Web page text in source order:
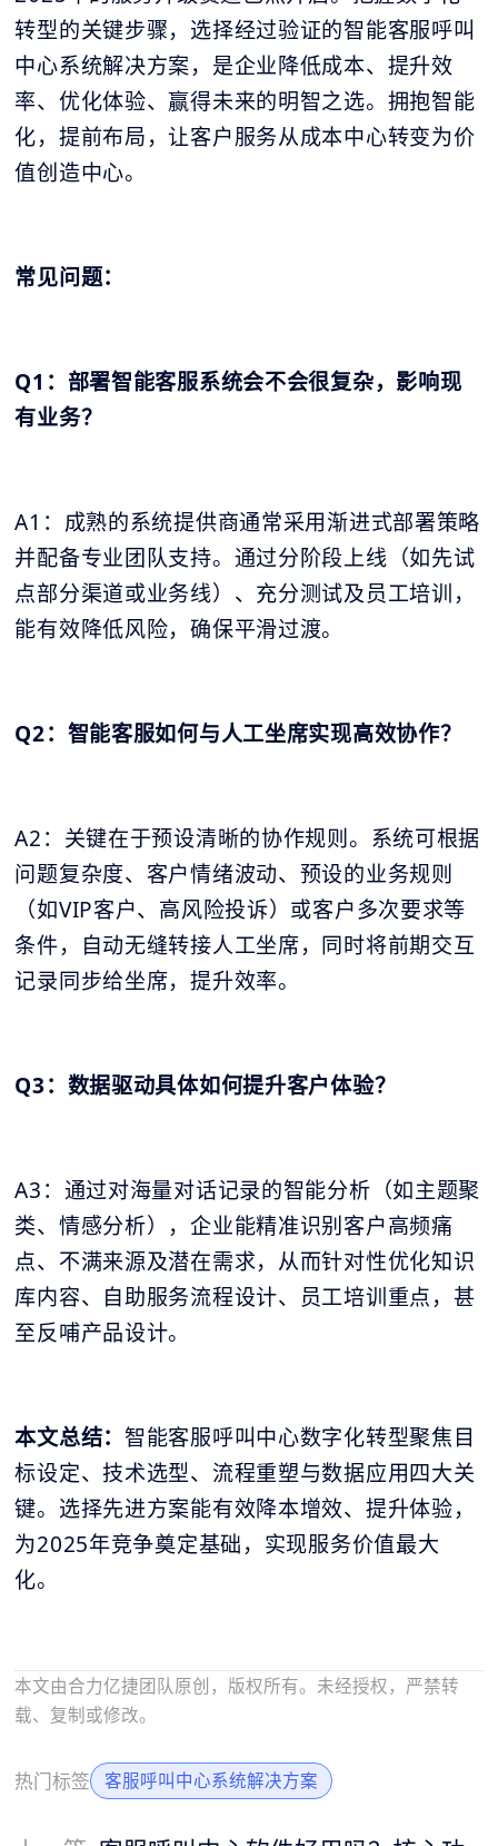
转型的关键步骤，选择经过验证的智能客服呼叫
中心系统解决方案，是企业降低成本、提升效
率、优化体验、赢得未来的明智之选。拥抱智能
化，提前布局，让客户服务从成本中心转变为价
值创造中心。
常见问题：
Q1：部署智能客服系统会不会很复杂，影响现
有业务？
A1：成熟的系统提供商通常采用渐进式部署策略
并配备专业团队支持。通过分阶段上线（如先试
点部分渠道或业务线）、充分测试及员工培训，
能有效降低风险，确保平滑过渡。
Q2：智能客服如何与人工坐席实现高效协作？
A2：关键在于预设清晰的协作规则。系统可根据
问题复杂度、客户情绪波动、预设的业务规则
（如VIP客户、高风险投诉）或客户多次要求等
条件，自动无缝转接人工坐席，同时将前期交互
记录同步给坐席，提升效率。
Q3：数据驱动具体如何提升客户体验？
A3：通过对海量对话记录的智能分析（如主题聚
类、情感分析），企业能精准识别客户高频痛
点、不满来源及潜在需求，从而针对性优化知识
库内容、自助服务流程设计、员工培训重点，甚
至反哺产品设计。
本文总结： 智能客服呼叫中心数字化转型聚焦目
标设定、技术选型、流程重塑与数据应用四大关
键。选择先进方案能有效降本增效、提升体验，
为2025年竞争奠定基础，实现服务价值最大
化。
本文由合力亿捷团队原创，版权所有。未经授权，严禁转
载、复制或修改。
热门标签 客服呼叫中心系统解决方案